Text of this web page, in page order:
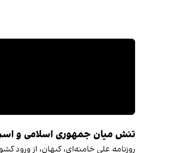
تنش میان جمهوری اسلامی و
روزنامه علی خامنه‌ای، کیهان، از ورود